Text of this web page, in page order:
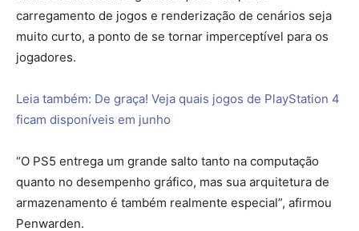
carregamento de jogos e renderização de cenários seja
muito curto, a ponto de se tornar imperceptível para os
jogadores.
Leia também: De graça! Veja quais jogos de PlayStation 4
ficam disponíveis em junho
“O PS5 entrega um grande salto tanto na computação
quanto no desempenho gráfico, mas sua arquitetura de
armazenamento é também realmente especial”, afirmou
Penwarden.